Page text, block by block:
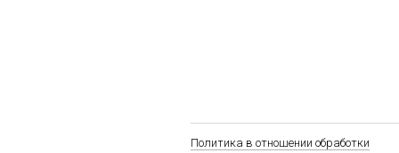
Политика в отношении обработки